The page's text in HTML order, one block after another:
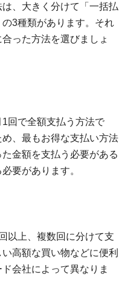
、大きく分けて「一括払
3種類があります。それ
った方法を選びましょ
回で全額支払う方法で
、最もお得な支払い方法
金額を支払う必要がある
要があります。
以上、複数回に分けて支
高額な買い物などに便利
会社によって異なりま